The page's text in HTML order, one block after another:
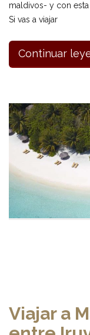
maldivos- y con
Si vas a viajar
Continuar
Viajar a